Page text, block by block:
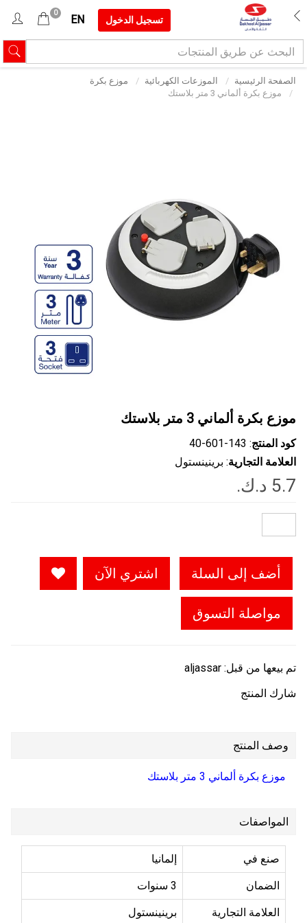
تسجيل الدخول EN
0
الصفحة الرئيسية الموزعات الكهربائية
موزع بكرة
موزع بكرة ألماني 3 متر بلاستك
موزع بكرة ألماني 3 متر بلاستك
كود المنتج: ‎40-601-143
العلامة التجارية: برينينستول
أضف إلى السلة اشتري الآن
مواصلة التسوق
تم بيعها من قبل: aljassar
شارك المنتج
وصف المنتج
موزع بكرة ألماني 3 متر بلاستك
المواصفات
صنع في إلمانيا
الضمان 3 سنوات
العلامة التجارية برينينستول